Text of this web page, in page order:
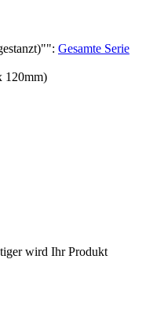
": Gesamte Serie
120mm)
wird Ihr Produkt